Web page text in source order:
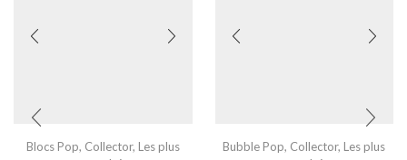
Blocs Pop, Collector, Les plus
Bubble Pop, Collector, Les plus